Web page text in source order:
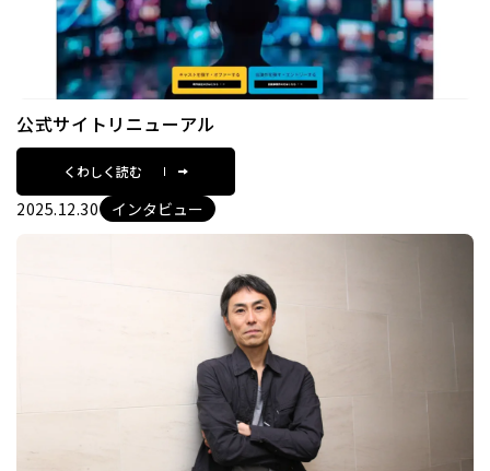
公式サイトリニューアル
くわしく読む
2025.12.30 インタビュー